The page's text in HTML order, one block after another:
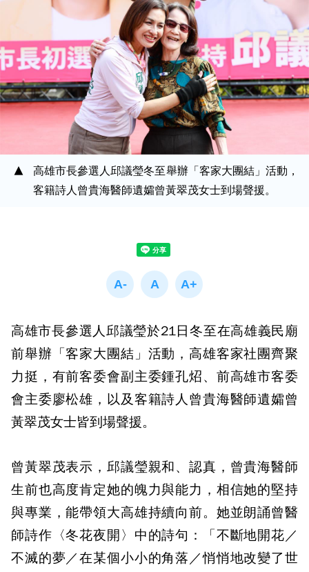
高雄市長參選人邱議瑩冬至舉辦「客家大團結」活動，
客籍詩人曾貴海醫師遺孀曾黃翠茂女士到場聲援。
高雄市長參選人邱議瑩於21日冬至在高雄義民廟
前舉辦「客家大團結」活動，高雄客家社團齊聚
力挺，有前客委會副主委鍾孔炤、前高雄市客委
會主委廖松雄，以及客籍詩人曾貴海醫師遺孀曾
黃翠茂女士皆到場聲援。
曾黃翠茂表示，邱議瑩親和、認真，曾貴海醫師
生前也高度肯定她的魄力與能力，相信她的堅持
與專業，能帶領大高雄持續向前。她並朗誦曾醫
師詩作〈冬花夜開〉中的詩句：「不斷地開花／
不滅的夢／在某個小小的角落／悄悄地改變了世